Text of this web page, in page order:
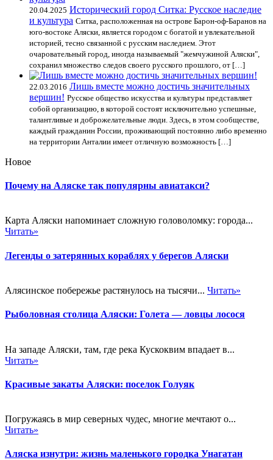
20.04.2025 Исторический город Ситка: Русское наследие
и культура Ситка, расположенная на острове Барон-оф-Баранов на
юго-востоке Аляски, является городом с богатой и увлекательной
историей, тесно связанной с русским наследием. Этот
очаровательный город, иногда называемый "жемчужиной Аляски",
сохранил множество следов своего русского прошлого, от […]
22.03.2016 Лишь вместе можно достичь значительных
вершин! Русское общество искусства и культуры представляет
собой организацию, в которой состоят исключительно успешные,
талантливые и доброжелательные люди. Здесь, в этом сообществе,
каждый гражданин России, проживающий постоянно либо временно
на территории Анталии имеет отличную возможность […]
Новое
Почему на Аляске так популярны авиатакси?
Карта Аляски напоминает сложную головоломку: города...
Читать»
Легенды о затерянных кораблях у берегов Аляски
Алясинское побережье растянулось на тысячи... Читать»
Рыболовная столица Аляски: Голета — ловцы лосося
На западе Аляски, там, где река Кускоквим впадает в...
Читать»
Красивые закаты Аляски: поселок Голуяк
Погружаясь в мир северных чудес, многие мечтают о...
Читать»
Аляска изнутри: жизнь маленького городка Унагатан